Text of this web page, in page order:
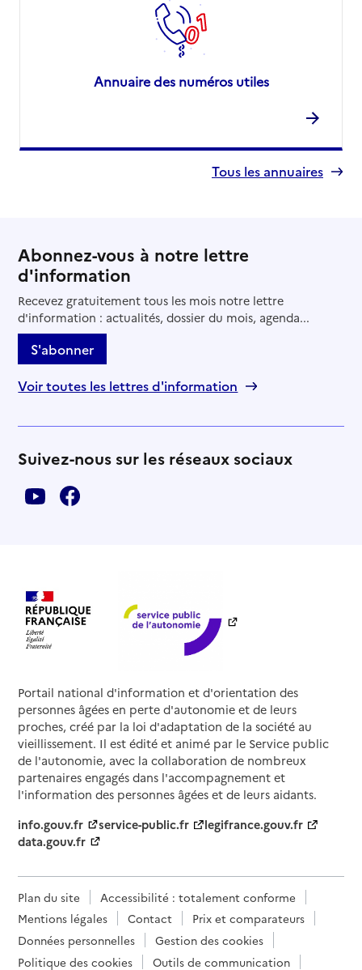
Annuaire des numéros utiles
Tous les annuaires
Abonnez-vous à notre lettre
d'information
Recevez gratuitement tous les mois notre lettre
d'information : actualités, dossier du mois, agenda...
S'abonner
Voir toutes les lettres d'information
Suivez-nous sur les réseaux sociaux
Portail national d'information et d'orientation des
personnes âgées en perte d'autonomie et de leurs
proches, créé par la loi d'adaptation de la société au
vieillissement. Il est édité et animé par le Service public
de l'autonomie, avec la collaboration de nombreux
partenaires engagés dans l'accompagnement et
l'information des personnes âgées et de leurs aidants.
info.gouv.fr
service-public.fr
legifrance.gouv.fr
data.gouv.fr
Plan du site
Accessibilité : totalement conforme
Mentions légales
Contact
Prix et comparateurs
Données personnelles
Gestion des cookies
Politique des cookies
Outils de communication